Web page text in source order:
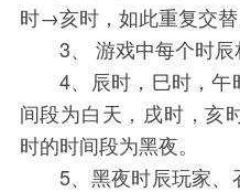
时→亥时，如此重复交替
3、 游戏中每个时辰
4、辰时，巳时，午
间段为白天，戌时，亥
时的时间段为黑夜。
5、黑夜时辰玩家、